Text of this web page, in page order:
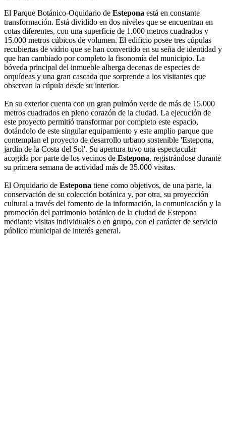
El Parque Botánico-Oquidario de Estepona está en constante
transformación. Está dividido en dos niveles que se encuentran en
cotas diferentes, con una superficie de 1.000 metros cuadrados y
15.000 metros cúbicos de volumen. El edificio posee tres cúpulas
recubiertas de vidrio que se han convertido en su seña de identidad y
que han cambiado por completo la fisonomía del municipio. La
bóveda principal del inmueble alberga decenas de especies de
orquídeas y una gran cascada que sorprende a los visitantes que
observan la cúpula desde su interior.
En su exterior cuenta con un gran pulmón verde de más de 15.000
metros cuadrados en pleno corazón de la ciudad. La ejecución de
este proyecto permitió transformar por completo este espacio,
dotándolo de este singular equipamiento y este amplio parque que
contemplan el proyecto de desarrollo urbano sostenible 'Estepona,
jardín de la Costa del Sol'. Su apertura tuvo una espectacular
acogida por parte de los vecinos de Estepona, registrándose durante
su primera semana de actividad más de 35.000 visitas.
El Orquidario de Estepona tiene como objetivos, de una parte, la
conservación de su colección botánica y, por otra, su proyección
cultural a través del fomento de la información, la comunicación y la
promoción del patrimonio botánico de la ciudad de Estepona
mediante visitas individuales o en grupo, con el carácter de servicio
público municipal de interés general.